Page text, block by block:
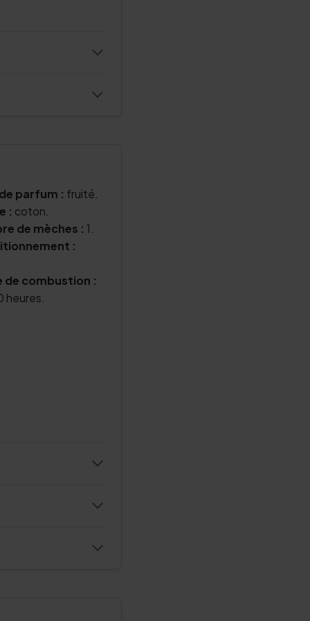
parfum : fruité.
: coton.
de mèches : 1.
:
de combustion :